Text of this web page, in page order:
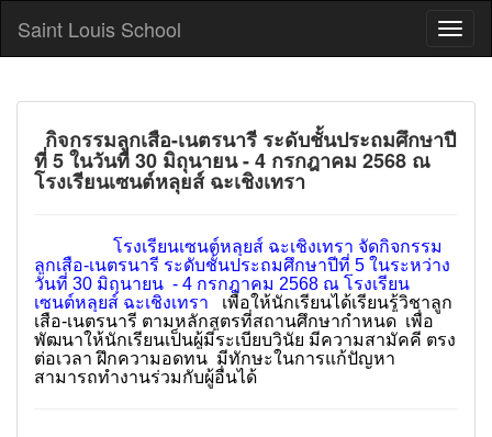
Saint Louis School
กิจกรรมลูกเสือ-เนตรนารี ระดับชั้นประถมศึกษาปี
ที่ 5 ในวันที่ 30 มิถุนายน - 4 กรกฎาคม 2568 ณ
โรงเรียนเซนต์หลุยส์ ฉะเชิงเทรา
โรงเรียนเซนต์หลุยส์ ฉะเชิงเทรา จัดกิจกรรม
ลูกเสือ-เนตรนารี ระดับชั้นประถมศึกษาปีที่ 5 ในระหว่าง
วันที่ 30 มิถุนายน - 4 กรกฎาคม 2568 ณ โรงเรียน
เซนต์หลุยส์ ฉะเชิงเทรา เพื่อให้นักเรียนได้เรียนรู้วิชาลูก
เสือ-เนตรนารี ตามหลักสูตรที่สถานศึกษากำหนด เพื่อ
พัฒนาให้นักเรียนเป็นผู้มีระเบียบวินัย มีความสามัคคี ตรง
ต่อเวลา ฝึกความอดทน มีทักษะในการแก้ปัญหา
สามารถทำงานร่วมกับผู้อื่นได้